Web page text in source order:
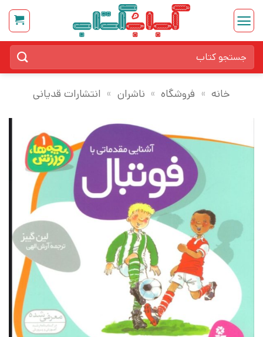
Skip
content
برای:
خانه » فروشگاه » ناشران » انتشارات قدیانی